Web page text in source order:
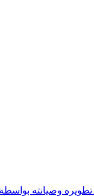
وصيانته بواسطة